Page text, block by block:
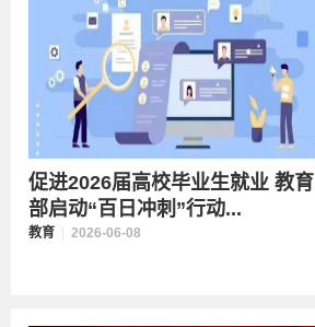
促进2026届高校毕业生就业 教育
部启动“百日冲刺”行动...
教育 2026-06-08